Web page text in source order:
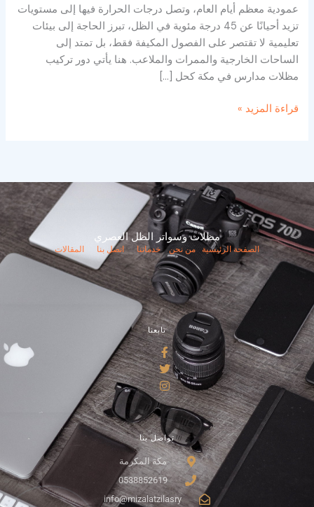
عمودية معظم أيام العام، وتصل درجات الحرارة فيها إلى مستويات
تزيد أحيانًا عن 45 درجة مئوية في الظل، تبرز الحاجة إلى بيئات
تعليمية لا تقتصر على الفصول المكيفة فقط، بل تمتد إلى
الساحات الخارجية والممرات والملاعب. هنا يأتي دور تركيب
مظلات مدارس في مكة كحل […]
قراءة المزيد »
تواصل بنا
مكة المكرمة
0538852619
info@mizalatzilasry
تابعنا
مظلات وسواتر الظل العصري
الصفحة الرئيسية من نحن خدماتنا اتصل بنا المقالات